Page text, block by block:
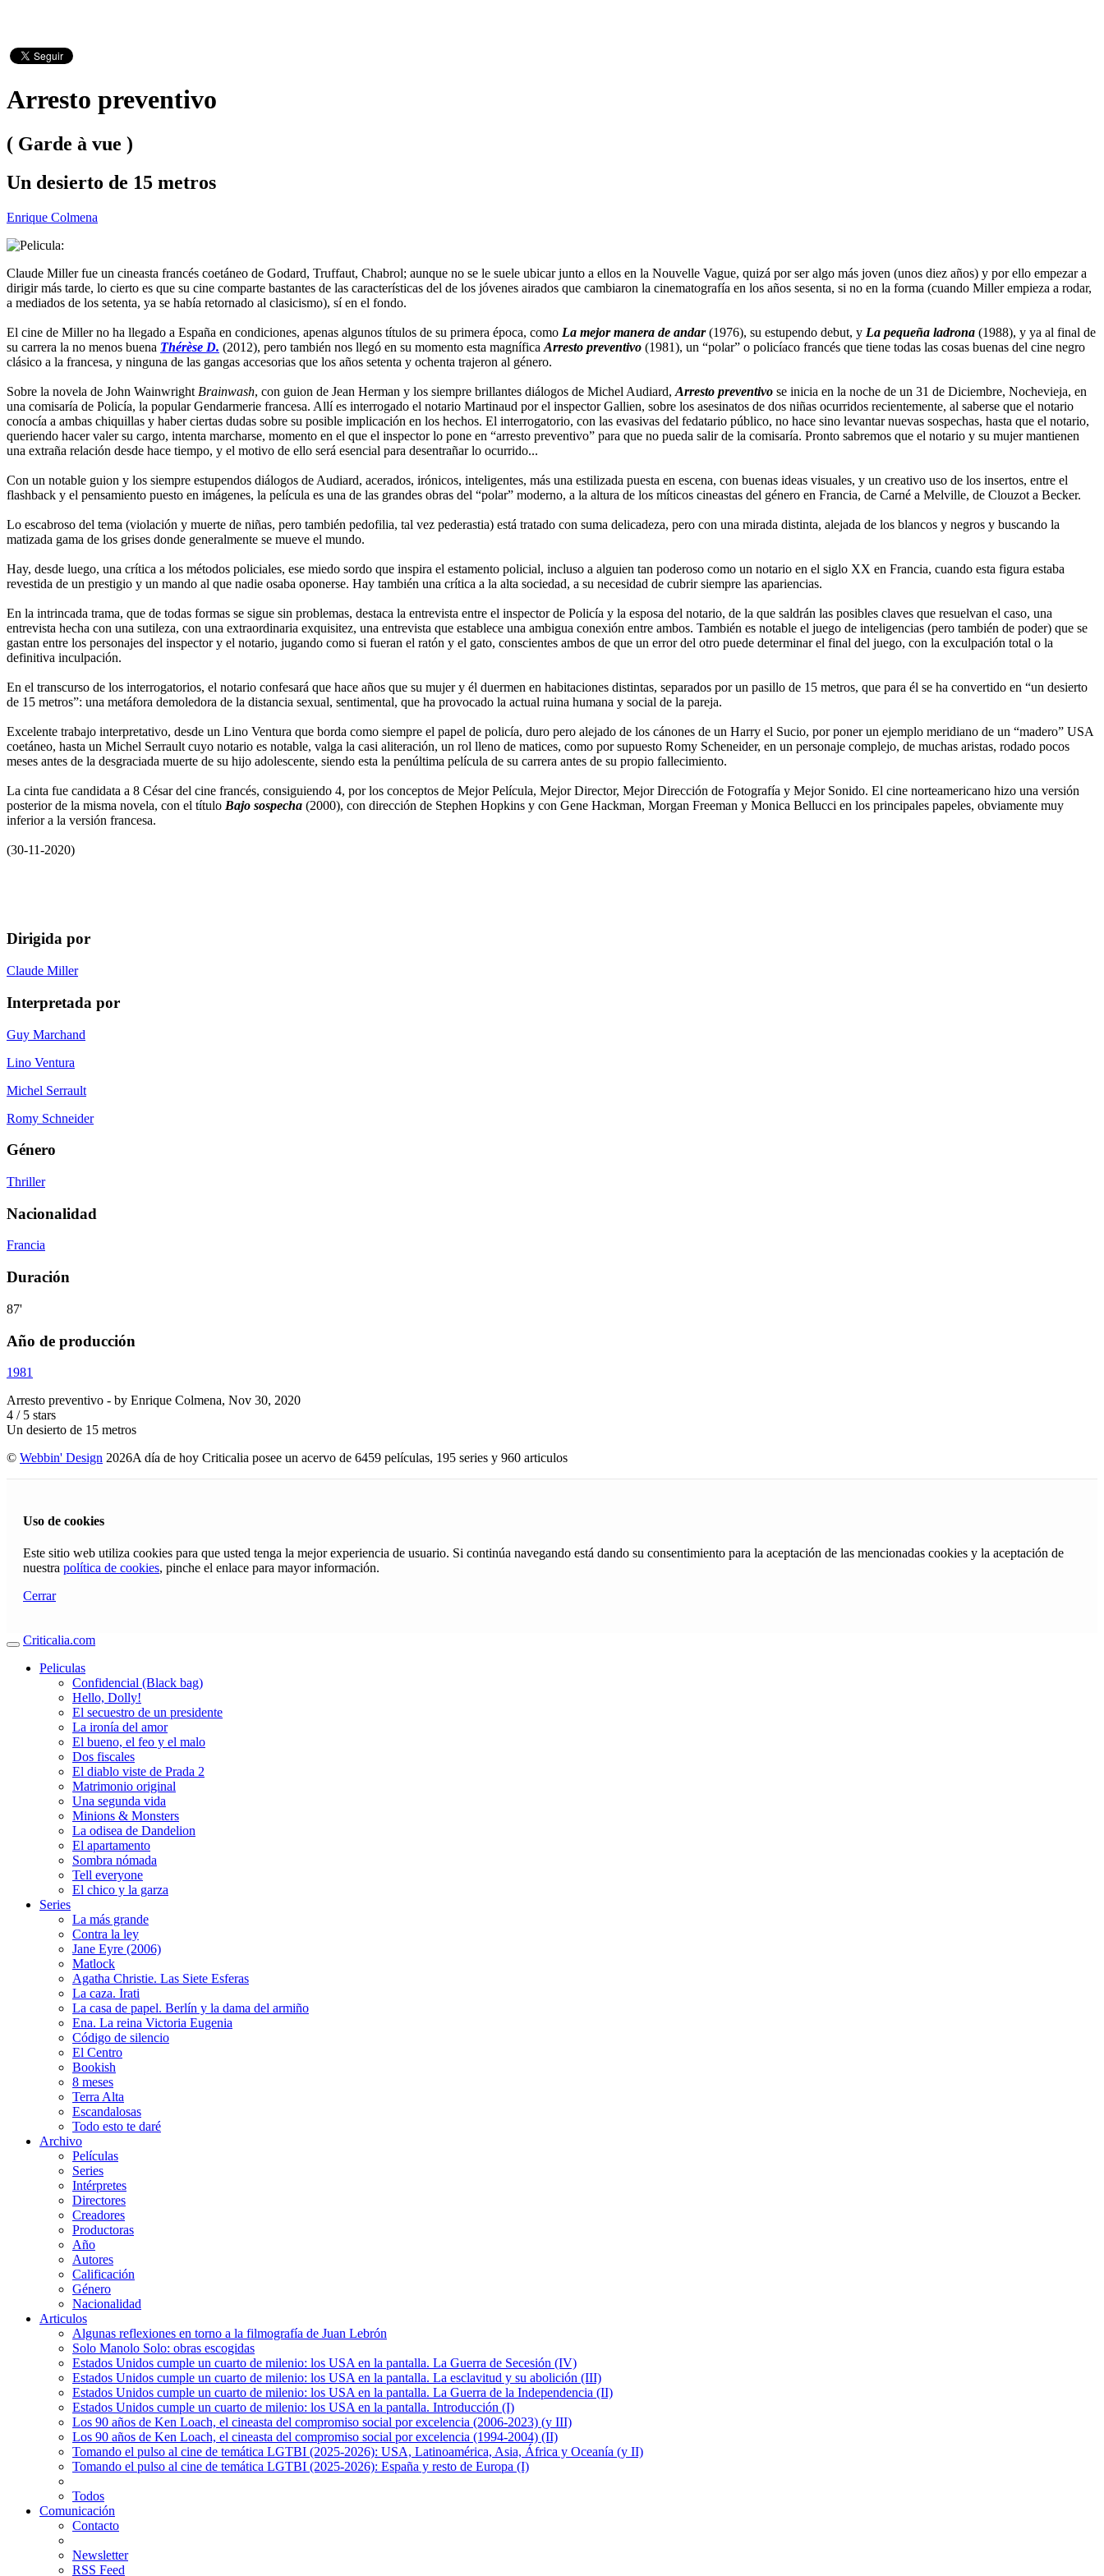
Arresto preventivo
( Garde à vue )
Un desierto de 15 metros
Enrique Colmena
Claude Miller fue un cineasta francés coetáneo de Godard, Truffaut, Chabrol; aunque no se le suele ubicar junto a ellos en la Nouvelle Vague, quizá por ser algo más joven (unos diez años) y por ello empezar a
dirigir más tarde, lo cierto es que su cine comparte bastantes de las características del de los jóvenes airados que cambiaron la cinematografía en los años sesenta, si no en la forma (cuando Miller empieza a rodar,
a mediados de los setenta, ya se había retornado al clasicismo), sí en el fondo.
El cine de Miller no ha llegado a España en condiciones, apenas algunos títulos de su primera época, como La mejor manera de andar(1976), su estupendo debut, y La pequeña ladrona (1988), y ya al final de
su carrera la no menos buena Thérèse D. (2012), pero también nos llegó en su momento esta magnífica Arresto preventivo (1981), un “polar” o policíaco francés que tiene todas las cosas buenas del cine negro
clásico a la francesa, y ninguna de las gangas accesorias que los años setenta y ochenta trajeron al género.
Sobre la novela de John Wainwright Brainwash, con guion de Jean Herman y los siempre brillantes diálogos de Michel Audiard, Arresto preventivo se inicia en la noche de un 31 de Diciembre, Nochevieja, en
una comisaría de Policía, la popular Gendarmerie francesa. Allí es interrogado el notario Martinaud por el inspector Gallien, sobre los asesinatos de dos niñas ocurridos recientemente, al saberse que el notario
conocía a ambas chiquillas y haber ciertas dudas sobre su posible implicación en los hechos. El interrogatorio, con las evasivas del fedatario público, no hace sino levantar nuevas sospechas, hasta que el notario,
queriendo hacer valer su cargo, intenta marcharse, momento en el que el inspector lo pone en “arresto preventivo” para que no pueda salir de la comisaría. Pronto sabremos que el notario y su mujer mantienen
una extraña relación desde hace tiempo, y el motivo de ello será esencial para desentrañar lo ocurrido...
Con un notable guion y los siempre estupendos diálogos de Audiard, acerados, irónicos, inteligentes, más una estilizada puesta en escena, con buenas ideas visuales, y un creativo uso de los insertos, entre el
flashback y el pensamiento puesto en imágenes, la película es una de las grandes obras del “polar” moderno, a la altura de los míticos cineastas del género en Francia, de Carné a Melville, de Clouzot a Becker.
Lo escabroso del tema (violación y muerte de niñas, pero también pedofilia, tal vez pederastia) está tratado con suma delicadeza, pero con una mirada distinta, alejada de los blancos y negros y buscando la
matizada gama de los grises donde generalmente se mueve el mundo.
Hay, desde luego, una crítica a los métodos policiales, ese miedo sordo que inspira el estamento policial, incluso a alguien tan poderoso como un notario en el siglo XX en Francia, cuando esta figura estaba
revestida de un prestigio y un mando al que nadie osaba oponerse. Hay también una crítica a la alta sociedad, a su necesidad de cubrir siempre las apariencias.
En la intrincada trama, que de todas formas se sigue sin problemas, destaca la entrevista entre el inspector de Policía y la esposa del notario, de la que saldrán las posibles claves que resuelvan el caso, una
entrevista hecha con una sutileza, con una extraordinaria exquisitez, una entrevista que establece una ambigua conexión entre ambos. También es notable el juego de inteligencias (pero también de poder) que se
gastan entre los personajes del inspector y el notario, jugando como si fueran el ratón y el gato, conscientes ambos de que un error del otro puede determinar el final del juego, con la exculpación total o la
definitiva inculpación.
En el transcurso de los interrogatorios, el notario confesará que hace años que su mujer y él duermen en habitaciones distintas, separados por un pasillo de 15 metros, que para él se ha convertido en “un desierto
de 15 metros”: una metáfora demoledora de la distancia sexual, sentimental, que ha provocado la actual ruina humana y social de la pareja.
Excelente trabajo interpretativo, desde un Lino Ventura que borda como siempre el papel de policía, duro pero alejado de los cánones de un Harry el Sucio, por poner un ejemplo meridiano de un “madero” USA
coetáneo, hasta un Michel Serrault cuyo notario es notable, valga la casi aliteración, un rol lleno de matices, como por supuesto Romy Scheneider, en un personaje complejo, de muchas aristas, rodado pocos
meses antes de la desgraciada muerte de su hijo adolescente, siendo esta la penúltima película de su carrera antes de su propio fallecimiento.
La cinta fue candidata a 8 César del cine francés, consiguiendo 4, por los conceptos de Mejor Película, Mejor Director, Mejor Dirección de Fotografía y Mejor Sonido. El cine norteamericano hizo una versión
posterior de la misma novela, con el título Bajo sospecha (2000), con dirección de Stephen Hopkins y con Gene Hackman, Morgan Freeman y Monica Bellucci en los principales papeles, obviamente muy
inferior a la versión francesa.
(30-11-2020)
Dirigida por
Claude Miller
Interpretada por
Guy Marchand
Lino Ventura
Michel Serrault
Romy Schneider
Género
Thriller
Nacionalidad
Francia
Duración
87'
Año de producción
1981
Arresto preventivo - by Enrique Colmena, Nov 30, 2020
4 / 5 stars
Un desierto de 15 metros
© Webbin' Design 2026A día de hoy Criticalia posee un acervo de 6459 películas, 195 series y 960 articulos
Uso de cookies
Este sitio web utiliza cookies para que usted tenga la mejor experiencia de usuario. Si continúa navegando está dando su consentimiento para la aceptación de las mencionadas cookies y la aceptación de
nuestra política de cookies, pinche el enlace para mayor información.
Cerrar
Criticalia.com
Peliculas
Confidencial (Black bag)
Hello, Dolly!
El secuestro de un presidente
La ironía del amor
El bueno, el feo y el malo
Dos fiscales
El diablo viste de Prada 2
Matrimonio original
Una segunda vida
Minions & Monsters
La odisea de Dandelion
El apartamento
Sombra nómada
Tell everyone
El chico y la garza
Series
La más grande
Contra la ley
Jane Eyre (2006)
Matlock
Agatha Christie. Las Siete Esferas
La caza. Irati
La casa de papel. Berlín y la dama del armiño
Ena. La reina Victoria Eugenia
Código de silencio
El Centro
Bookish
8 meses
Terra Alta
Escandalosas
Todo esto te daré
Archivo
Películas
Series
Intérpretes
Directores
Creadores
Productoras
Año
Autores
Calificación
Género
Nacionalidad
Articulos
Algunas reflexiones en torno a la filmografía de Juan Lebrón
Solo Manolo Solo: obras escogidas
Estados Unidos cumple un cuarto de milenio: los USA en la pantalla. La Guerra de Secesión (IV)
Estados Unidos cumple un cuarto de milenio: los USA en la pantalla. La esclavitud y su abolición (III)
Estados Unidos cumple un cuarto de milenio: los USA en la pantalla. La Guerra de la Independencia (II)
Estados Unidos cumple un cuarto de milenio: los USA en la pantalla. Introducción (I)
Los 90 años de Ken Loach, el cineasta del compromiso social por excelencia (2006-2023) (y III)
Los 90 años de Ken Loach, el cineasta del compromiso social por excelencia (1994-2004) (II)
Tomando el pulso al cine de temática LGTBI (2025-2026): USA, Latinoamérica, Asia, África y Oceanía (y II)
Tomando el pulso al cine de temática LGTBI (2025-2026): España y resto de Europa (I)
Todos
Comunicación
Contacto
Newsletter
RSS Feed